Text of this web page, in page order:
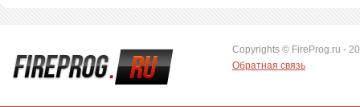
Copyrights © FireProg.ru -
Обратная связь